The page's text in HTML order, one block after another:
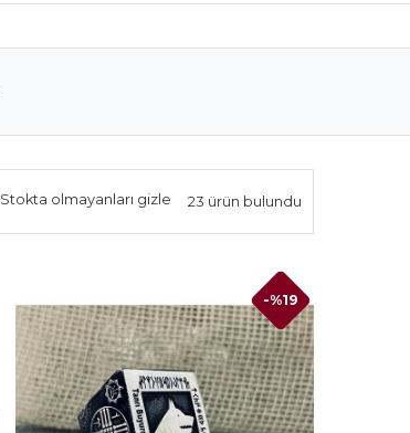
Stokta olmayanları gizle 23 ürün bulundu
-%19